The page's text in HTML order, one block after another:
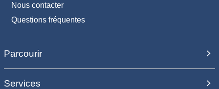
Nous contacter
Questions fréquentes
Parcourir
Services